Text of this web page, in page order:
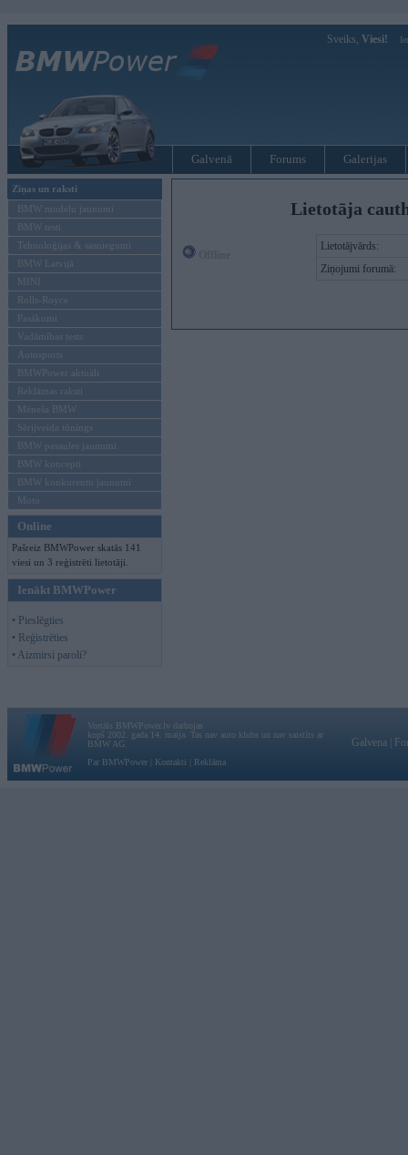
Sveiks, Viesi!
Galvenā Forums Galerijas
Ziņas un raksti
BMW modeļu jaunumi
BMW testi
Tehnoloģijas & sasniegumi
BMW Latvijā
MINI
Rolls-Royce
Pasākumi
Vadāmības tests
Autosports
BMWPower aktuāli
Reklāmas raksti
Mēneša BMW
Sērijveida tūnings
BMW pasaules jaunumi
BMW koncepti
BMW konkurentu jaunumi
Moto
Online
Pašreiz BMWPower skatās 141
viesi un 3 reģistrēti lietotāji.
Ienākt BMWPower
• Pieslēgties
• Reģistrēties
• Aizmirsi paroli?
Lietotāja
Lietotājvārds:
Ziņojumi forumā:
Vortāls BMWPower.lv darbojas
kopš 2002. gada 14. maija. Tas nav auto klubs un nav saistīts ar
BMW AG.
Par BMWPower
Kontakti Reklāma
Galvena